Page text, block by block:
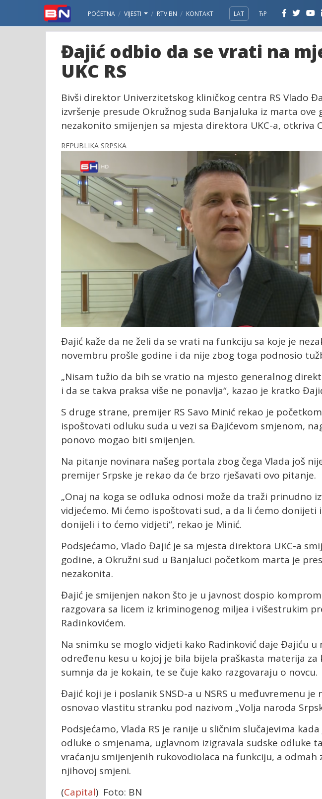
POČETNA VIJESTI RTV BN KONTAKT LAT ЋР
Đajić odbio da se vrati na
UKC RS
Bivši direktor Univerzitetskog kliničkog centra RS Vlado
izvršenje presude Okružnog suda Banjaluka iz marta
nezakonito smijenjen sa mjesta direktora UKC-a, otkriva
REPUBLIKA SRPSKA
Đajić kaže da ne želi da se vrati na funkciju sa koje je
novembru prošle godine i da nije zbog toga podnosio
„Nisam tužio da bih se vratio na mjesto generalnog
i da se takva praksa više ne ponavlja“, kazao je kratko
S druge strane, premijer RS Savo Minić rekao je
ispoštovati odluku suda u vezi sa Đajićevom smjenom,
ponovo mogao biti smijenjen.
Na pitanje novinara našeg portala zbog čega Vlada još
premijer Srpske je rekao da će brzo rješavati ovo pitanje.
„Onaj na koga se odluka odnosi može da traži prinudno
vidjećemo. Mi ćemo ispoštovati sud, a da li ćemo donijeti
donijeli i to ćemo vidjeti“, rekao je Minić.
Podsjećamo, Vlado Đajić je sa mjesta direktora UKC-a
godine, a Okružni sud u Banjaluci početkom marta je
nezakonita.
Đajić je smijenjen nakon što je u javnost dospio
razgovara sa licem iz kriminogenog miljea i višestrukim
Radinkovićem.
Na snimku se moglo vidjeti kako Radinković daje Đajiću u
određenu kesu u kojoj je bila bijela praškasta materija za
sumnja da je kokain, te se čuje kako razgovaraju o novcu.
Đajić koji je i poslanik SNSD-a u NSRS u međuvremenu
osnovao vlastitu stranku pod nazivom „Volja naroda
Podsjećamo, Vlada RS je ranije u sličnim slučajevima
odluke o smjenama, uglavnom izigravala sudske odluke
vraćanju smijenjenih rukovodiolaca na funkciju, a odmah
njihovoj smjeni.
(Capital) Foto: BN